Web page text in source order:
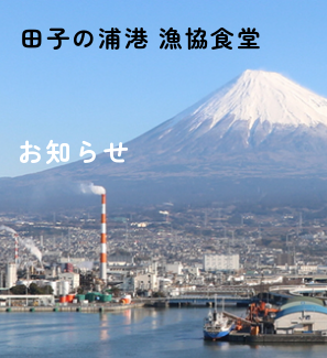
田子の浦港 漁協食堂
お知らせ
イベント情報
アクセス
ショッピング